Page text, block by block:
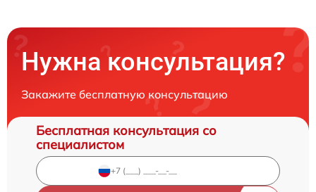
Нужна консультация?
Закажите бесплатную консультацию
Бесплатная консультация со
специалистом